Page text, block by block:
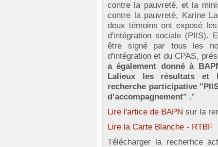
contre la pauvreté, et la
contre la pauvreté, Karine
deux témoins ont exposé
d'intégration sociale (PIIS).
être signé par tous les
d'intégration et du CPAS,
a également donné à
Lalieux les résultats et
recherche participative
d’accompagnement" ."
Lire l'artice de BAPN sur la
Lire la Carte Blanche - RTBF
Télécharger la recherhce